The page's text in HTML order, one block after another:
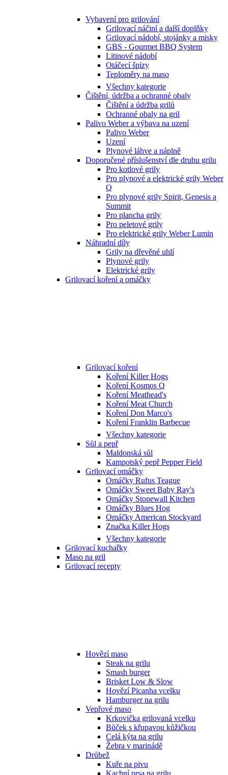
Vybavení pro grilování
Grilovací náčiní a další doplňky
Grilovací nádobí, stojánky a misky
GBS - Gourmet BBQ System
Litinové nádobí
Otáčecí špízy
Teploměry na maso
Všechny kategorie
Čištění, údržba a ochranné obaly
Čištění a údržba grilů
Ochranné obaly na gril
Palivo Weber a výbava na uzení
Palivo Weber
Uzení
Plynové láhve a náplně
Doporučené příslušenství dle druhu grilu
Pro kotlové grily
Pro plynové a elektrické grily Weber
Q
Pro plynové grily Spirit, Genesis a
Summit
Pro plancha grily
Pro peletové grily
Pro elektrické grily Weber Lumin
Náhradní díly
Grily na dřevěné uhlí
Plynové grily
Elektrické grily
Grilovací koření a omáčky
Grilovací koření
Koření Killer Hogs
Koření Kosmos Q
Koření Meathead's
Koření Meat Church
Koření Don Marco's
Koření Franklin Barbecue
Všechny kategorie
Sůl a pepř
Maldonská sůl
Kampotský pepř Pepper Field
Grilovací omáčky
Omáčky Rufus Teague
Omáčky Sweet Baby Ray's
Omáčky Stonewall Kitchen
Omáčky Blues Hog
Omáčky American Stockyard
Značka Killer Hogs
Všechny kategorie
Grilovací kuchařky
Maso na gril
Grilovací recepty
Hovězí maso
Steak na grilu
Smash burger
Brisket Low & Slow
Hovězí Picanha vcelku
Hamburger na grilu
Vepřové maso
Krkovička grilovaná vcelku
Bůček s křupavou kůžičkou
Celá kýta na grilu
Žebra v marinádě
Drůbež
Kuře na pivu
Kachní prsa na grilu